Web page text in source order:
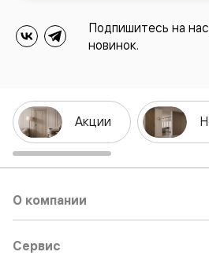
Подпишитесь на
новинок.
Акции
О компании
Сервис